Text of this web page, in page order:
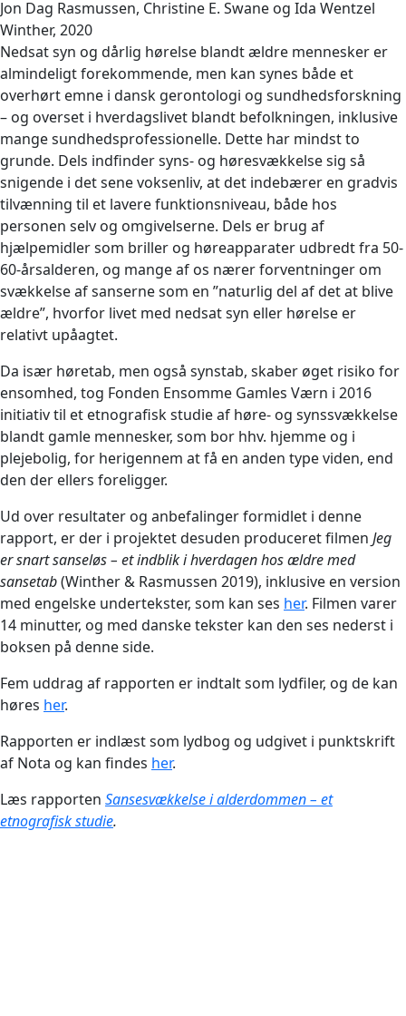
Jon Dag Rasmussen, Christine E. Swane og Ida Wentzel
Winther, 2020
Nedsat syn og dårlig hørelse blandt ældre mennesker er
almindeligt forekommende, men kan synes både et
overhørt emne i dansk gerontologi og sundhedsforskning
– og overset i hverdagslivet blandt befolkningen, inklusive
mange sundhedsprofessionelle. Dette har mindst to
grunde. Dels indfinder syns- og høresvækkelse sig så
snigende i det sene voksenliv, at det indebærer en gradvis
tilvænning til et lavere funktionsniveau, både hos
personen selv og omgivelserne. Dels er brug af
hjælpemidler som briller og høreapparater udbredt fra 50-
60-årsalderen, og mange af os nærer forventninger om
svækkelse af sanserne som en ”naturlig del af det at blive
ældre”, hvorfor livet med nedsat syn eller hørelse er
relativt upåagtet.
Da især høretab, men også synstab, skaber øget risiko for
ensomhed, tog Fonden Ensomme Gamles Værn i 2016
initiativ til et etnografisk studie af høre- og synssvækkelse
blandt gamle mennesker, som bor hhv. hjemme og i
plejebolig, for herigennem at få en anden type viden, end
den der ellers foreligger.
Ud over resultater og anbefalinger formidlet i denne
rapport, er der i projektet desuden produceret filmen Jeg
er snart sanseløs – et indblik i hverdagen hos ældre med
sansetab(Winther & Rasmussen 2019), inklusive en version
med engelske undertekster, som kan ses her. Filmen varer
14 minutter, og med danske tekster kan den ses nederst i
boksen på denne side.
Fem uddrag af rapporten er indtalt som lydfiler, og de kan
høres her.
Rapporten er indlæst som lydbog og udgivet i punktskrift
af Nota og kan findes her.
Læs rapporten Sansesvækkelse i alderdommen – et
etnografisk studie.